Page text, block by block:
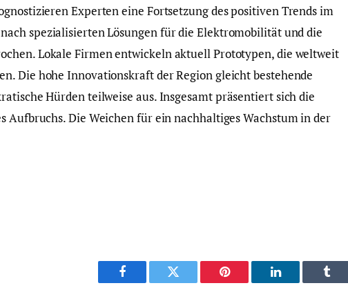
Experten eine Fortsetzung des positiven Trends im
spezialisierten Lösungen für die Elektromobilität und die
Lokale Firmen entwickeln aktuell Prototypen, die weltweit
Die hohe Innovationskraft der Region gleicht bestehende
Hürden teilweise aus. Insgesamt präsentiert sich die
Aufbruchs. Die Weichen für ein nachhaltiges Wachstum in der
Facebook Twitter Pinterest LinkedIn